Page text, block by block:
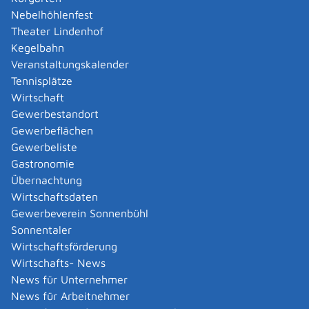
Nebelhöhlenfest
Theater Lindenhof
Kegelbahn
Veranstaltungskalender
Tennisplätze
Wirtschaft
Gewerbestandort
Gewerbeflächen
Gewerbeliste
Gastronomie
Übernachtung
Wirtschaftsdaten
Gewerbeverein Sonnenbühl
Sonnentaler
Wirtschaftsförderung
Wirtschafts- News
News für Unternehmer
News für Arbeitnehmer
arbeitsuchend oder unfreiwillig arbeitslos sind
ihr Freizügigkeitsrecht von einem
Familienangehörigen ableiten können
über ausreichende Existenzmittel und
ausreichenden Krankenversicherungsschutz
verfügen oder
ein Daueraufenthaltsrecht erworben haben.
Sie sind zwar nicht Staatsbürgerin oder
Staatsbürger der EU, des EWR oder der Schweiz,
aber besitzen eine gültige Niederlassungserlaubnis
oder einen bestimmten anderen Aufenthaltstitel,
der zur Ausübung einer Erwerbstätigkeit berechtigt
oder
Sie sind rechtskräftig anerkannter Flüchtling oder
asylberechtigt.
Voraussetzungen, die für Ihr Kind gelten:
Ihr Kind muss seinen Wohnsitz oder gewöhnlichen